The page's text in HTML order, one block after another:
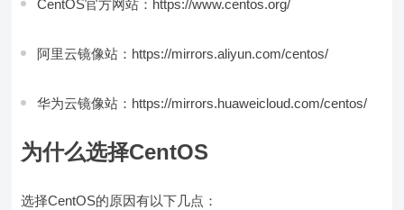
CentOS官方网站：https://www.centos.org/
阿里云镜像站：https://mirrors.aliyun.com/centos/
华为云镜像站：https://mirrors.huaweicloud.com/centos/
为什么选择CentOS
选择CentOS的原因有以下几点：